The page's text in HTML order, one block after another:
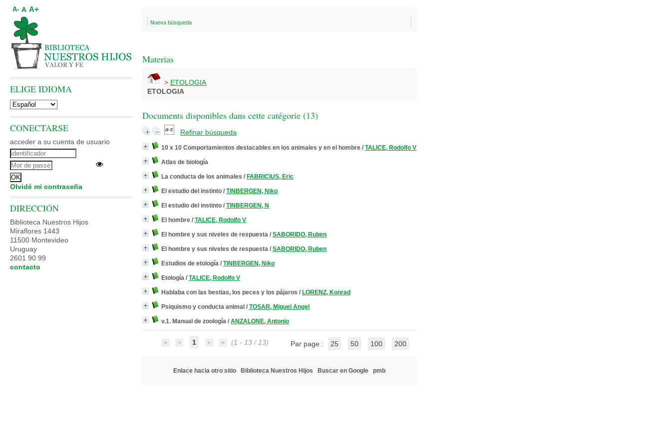
Nueva búsqueda
Materias
> ETOLOGIA
ETOLOGIA
Documents disponibles dans cette catégorie (13)
Refinar búsqueda
10 x 10 Comportamientos destacables en los animales y en el hombre / TALICE, Rodolfo V
Atlas de biología
La conducta de los animales / FABRICIUS, Eric
El estudio del instinto / TINBERGEN, Niko
El estudio del instinto / TINBERGEN, N
El hombre / TALICE, Rodolfo V
El hombre y sus niveles de respuesta / SABORIDO, Ruben
El hombre y sus niveles de respuesta / SABORIDO, Ruben
Estudios de etología / TINBERGEN, Niko
Etología / TALICE, Rodolfo V
Hablaba con las bestias, los peces y los pájaros / LORENZ, Konrad
Psiquismo y conducta animal / TOSAR, Miguel Angel
v.1. Manual de zoología / ANZALONE, Antonio
1 (1 - 13 / 13) Par page : 25 50 100 200
Enlace hacia otro sitio Biblioteca Nuestros Hijos Buscar en Google pmb
A- A A+
ELIGE IDIOMA
CONECTARSE
acceder a su cuenta de usuario
Olvidé mi contraseña
DIRECCIÓN
Biblioteca Nuestros Hijos
Miraflores 1443
11500 Montevideo
Uruguay
2601 90 99
contacto